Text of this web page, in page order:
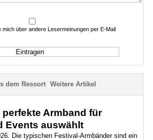
mich über andere Lesermeinungen per E-Mail
Weitere Artikel
perfekte Armband für
Events auswählt
Die typischen Festival-Armbänder sind ein